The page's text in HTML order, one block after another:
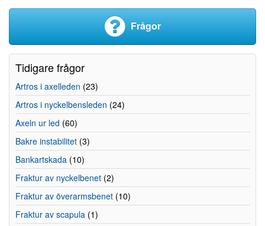
Frågor
Tidigare frågor
Artros i axelleden (23)
Artros i nyckelbensleden (24)
Axeln ur led (60)
Bakre instabilitet (3)
Bankartskada (10)
Fraktur av nyckelbenet (2)
Fraktur av överarmsbenet (10)
Fraktur av scapula (1)